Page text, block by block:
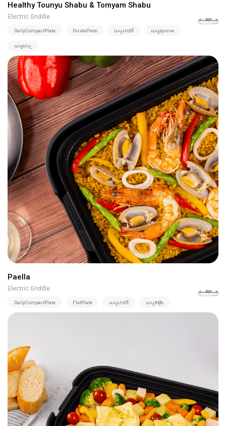
Healthy Tounyu Shabu & Tomyam Shabu
Electric Griddle
DailyCompactPlate DividePlate เมนูปาร์ตี้ เมนูสุขภาพ
เมนูชาบู
Paella
Electric Griddle
DailyCompactPlate FlatPlate เมนูปาร์ตี้ เมนูซีฟู๊ด